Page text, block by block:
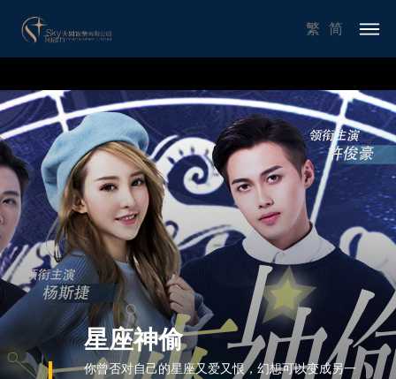
繁 简
星座神偷
你曾否对自己的星座又爱又恨，幻想可以变成另一